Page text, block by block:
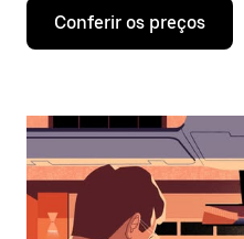
Pressione
seta
interagir
o
calendário
selecionar
Conferir os preços